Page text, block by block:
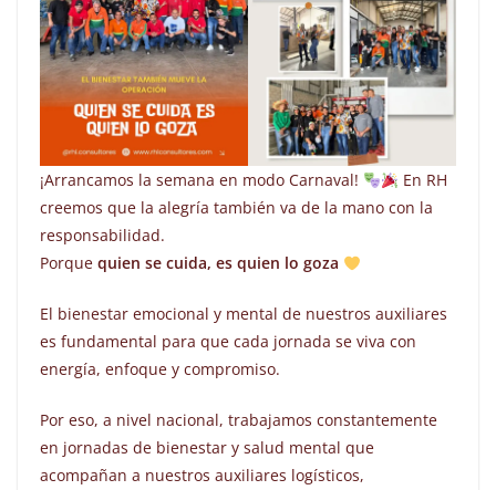
¡Arrancamos la semana en modo Carnaval!
En RH
creemos que la alegría también va de la mano con la
responsabilidad.
Porque quien se cuida, es quien lo goza
El bienestar emocional y mental de nuestros auxiliares
es fundamental para que cada jornada se viva con
energía, enfoque y compromiso.
Por eso, a nivel nacional, trabajamos constantemente
en jornadas de bienestar y salud mental que
acompañan a nuestros auxiliares logísticos,